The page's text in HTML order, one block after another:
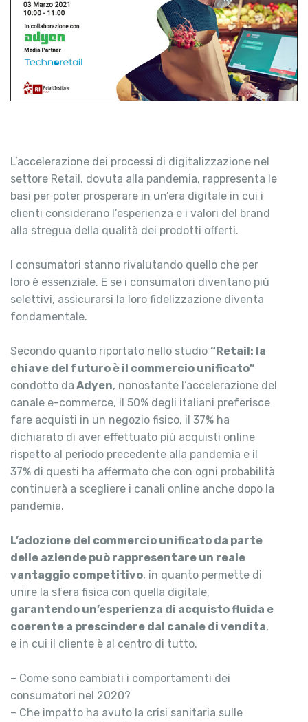
L’accelerazione dei processi di digitalizzazione nel
settore Retail, dovuta alla pandemia, rappresenta le
basi per poter prosperare in un’era digitale in cui i
clienti considerano l’esperienza e i valori del brand
alla stregua della qualità dei prodotti offerti.
I consumatori stanno rivalutando quello che per
loro è essenziale. E se i consumatori diventano più
selettivi, assicurarsi la loro fidelizzazione diventa
fondamentale.
Secondo quanto riportato nello studio “Retail: la
chiave del futuro è il commercio unificato”
condotto da Adyen, nonostante l’accelerazione del
canale e-commerce, il 50% degli italiani preferisce
fare acquisti in un negozio fisico, il 37% ha
dichiarato di aver effettuato più acquisti online
rispetto al periodo precedente alla pandemia e il
37% di questi ha affermato che con ogni probabilità
continuerà a scegliere i canali online anche dopo la
pandemia.
L’adozione del commercio unificato da parte
delle aziende può rappresentare un reale
vantaggio competitivo, in quanto permette di
unire la sfera fisica con quella digitale,
garantendo un’esperienza di acquisto fluida e
coerente a prescindere dal canale di vendita,
e in cui il cliente è al centro di tutto.
– Come sono cambiati i comportamenti dei
consumatori nel 2020?
– Che impatto ha avuto la crisi sanitaria sulle